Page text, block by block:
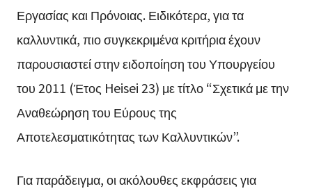
Εργασίας και Πρόνοιας. Ειδικότερα, για τα
καλλυντικά, πιο συγκεκριμένα κριτήρια έχουν
παρουσιαστεί στην ειδοποίηση του Υπουργείου
του 2011 (Έτος Heisei 23) με τίτλο “Σχετικά με την
Αναθεώρηση του Εύρους της
Αποτελεσματικότητας των Καλλυντικών”.
Για παράδειγμα, οι ακόλουθες εκφράσεις για